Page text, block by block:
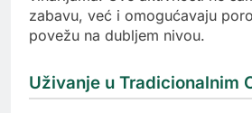
zabavu, već i omogućavaju
povežu na dubljem nivou.
Uživanje u Tradicionalnim